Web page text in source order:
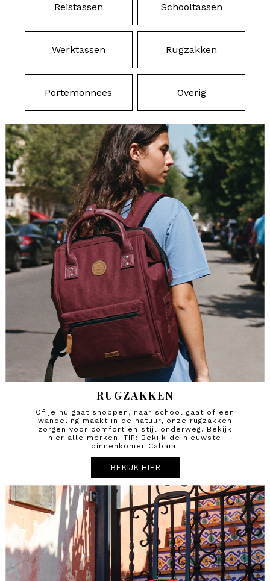
Reistassen Schooltassen
Werktassen Rugzakken
Portemonnees Overig
RUGZAKKEN
Of je nu gaat shoppen, naar school gaat of een
wandeling maakt in de natuur, onze rugzakken
zorgen voor comfort en stijl onderweg. Bekijk
hier alle merken. TIP: Bekijk de nieuwste
binnenkomer Cabaïa!
BEKIJK HIER